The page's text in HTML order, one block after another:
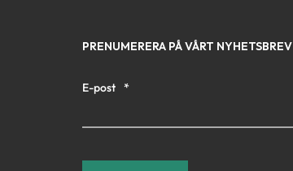
PRENUMERERA PÅ VÅRT NYHETSBREV
E-post *